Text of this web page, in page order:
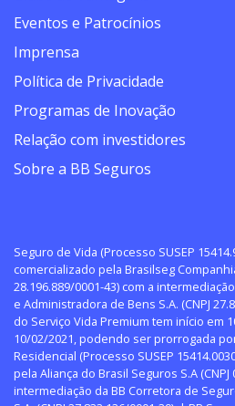
Eventos e Patrocínios
Imprensa
Política de Privacidade
Programas de Inovação
Relação com investidores
Sobre a BB Seguros
Seguro de Vida (Processo SUSEP
comercializado pela Brasilseg
28.196.889/0001-43) com a
e Administradora de Bens S.A. (CNPJ
do Serviço Vida Premium tem início em
10/02/2021, podendo ser prorrogada
Residencial (Processo SUSEP
pela Aliança do Brasil Seguros S.A (CNPJ
intermediação da BB Corretora de